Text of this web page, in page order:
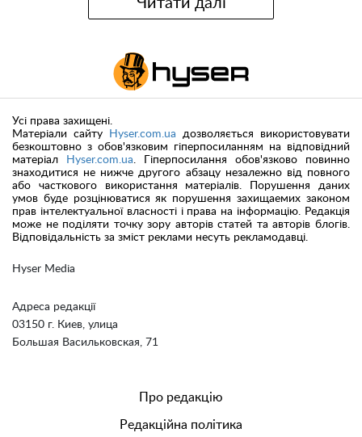
Hyser Media
Адреса редакції
03150 г. Киев, улица
Большая Васильковская, 71
Усі права захищені.
Матеріали сайту
Hyser.com.ua дозволяється використовувати
безкоштовно з обов'язковим гіперпосиланням на відповідний
матеріал
Hyser.com.ua. Гіперпосилання обов'язково повинно
знаходитися не нижче другого абзацу незалежно від повного
або часткового використання матеріалів. Порушення даних
умов буде розцінюватися як порушення захищаемих законом
прав інтелектуальної власності і права на інформацію. Редакція
може не поділяти точку зору авторів статей та авторів блогів.
Відповідальність за зміст реклами несуть рекламодавці.
Про редакцію
Редакційна політика